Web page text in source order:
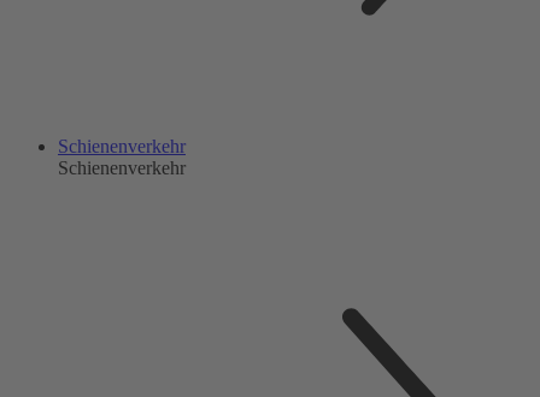
Schienenverkehr
Schienenverkehr